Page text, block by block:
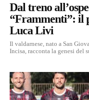
Dal treno
“Frammenti”: il
Luca Livi
Il valdarnese, nato a San
Incisa, racconta la genesi del